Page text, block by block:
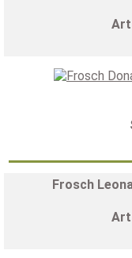
Frosch